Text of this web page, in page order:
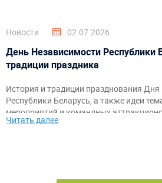
Новости 02.07.2026
День Независимости Республики
традиции праздника
История и традиции празднования
Республики Беларусь, а также идеи
мероприятий и командных
«АэроМир».
Читать далее